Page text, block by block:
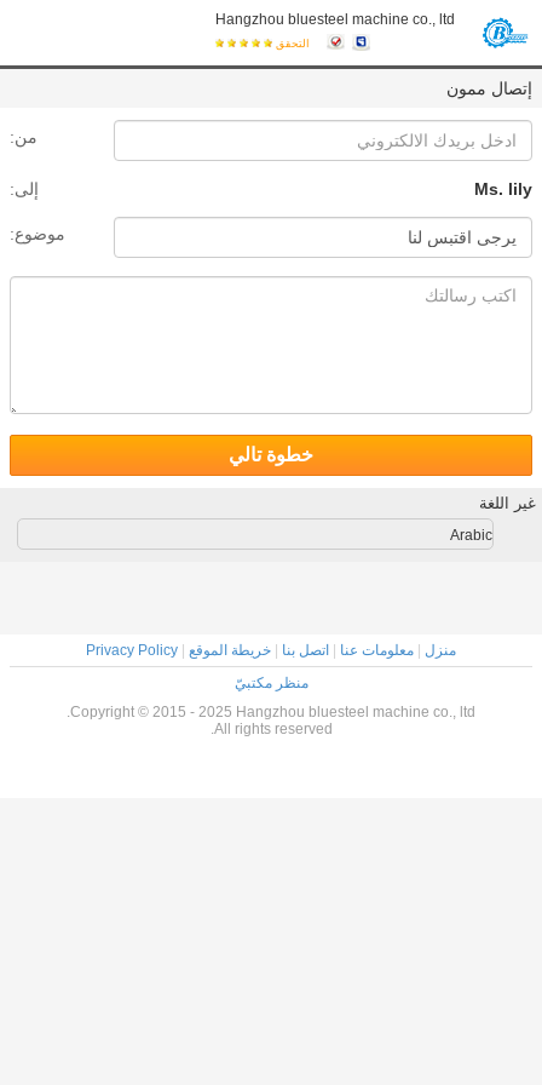
Hangzhou bluesteel machine co., ltd
التحقق
إتصال ممون
من:
إلى: Ms. lily
موضوع:
خطوة تالي
غير اللغة
Arabic
منزل معلومات عنا اتصل بنا خريطة الموقع
Privacy Policy
منظر مكتبيّ
Copyright © 2015 - 2025 Hangzhou bluesteel machine co., ltd.
All rights reserved.